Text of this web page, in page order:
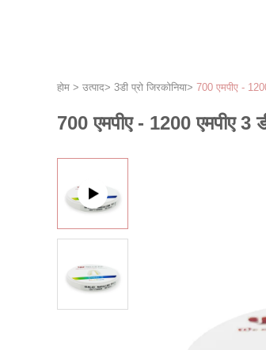
होम > उत्पाद> 3डी प्रो जिरकोनिया> 700 एमपीए -
700 एमपीए - 1200 एमपीए 3